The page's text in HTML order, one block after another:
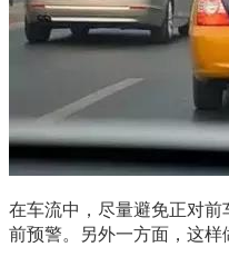
在车流中，尽量避免正对
前预警。另外一方面，这样